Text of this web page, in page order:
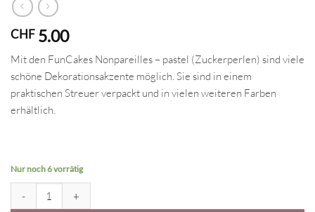
CHF 5.00
Mit den FunCakes Nonpareilles – pastel (Zuckerperlen) sind viele
schöne Dekorationsakzente möglich. Sie sind in einem
praktischen Streuer verpackt und in vielen weiteren Farben
erhältlich.
Nur noch 6 vorrätig